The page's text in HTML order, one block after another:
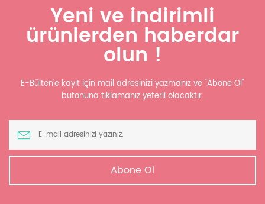
Yeni ve indirimli
ürünlerden haberdar
olun !
E-Bülten'e kayıt için mail adresinizi yazmanız ve "Abone Ol"
butonuna tıklamanız yeterli olacaktır.
Abone Ol